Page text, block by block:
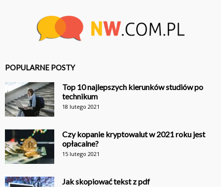
POPULARNE POSTY
Top 10 najlepszych kierunków studiów po
technikum
18 lutego 2021
Czy kopanie kryptowalut w 2021 roku jest
opłacalne?
15 lutego 2021
Jak skopiować tekst z pdf